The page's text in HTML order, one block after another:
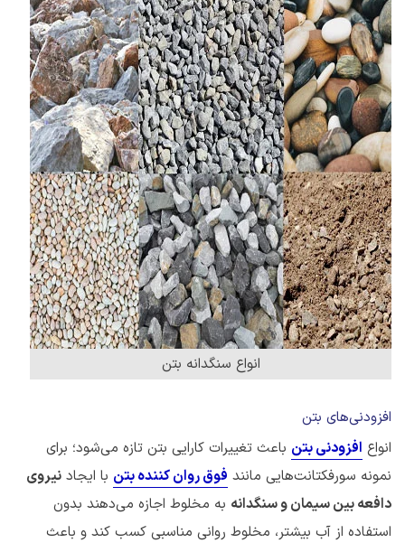
انواع سنگدانه بتن
افزودنی‌های بتن
انواع افزودنی‌ بتن باعث تغییرات کارایی بتن تازه می‌شود؛ برای
نمونه سورفکتانت‌هایی مانند فوق روان کننده‌ بتن با ایجاد نیروی
دافعه بین سیمان و سنگدانه به مخلوط اجازه می‌دهند بدون
استفاده از آب بیشتر، مخلوط روانی مناسبی کسب کند و باعث